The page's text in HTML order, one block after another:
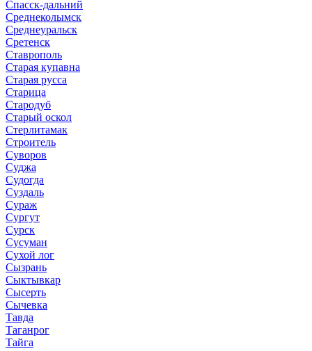
Спасск-дальний
Среднеколымск
Среднеуральск
Сретенск
Ставрополь
Старая купавна
Старая русса
Старица
Стародуб
Старый оскол
Стерлитамак
Строитель
Суворов
Суджа
Судогда
Суздаль
Сураж
Сургут
Сурск
Сусуман
Сухой лог
Сызрань
Сыктывкар
Сысерть
Сычевка
Тавда
Таганрог
Тайга